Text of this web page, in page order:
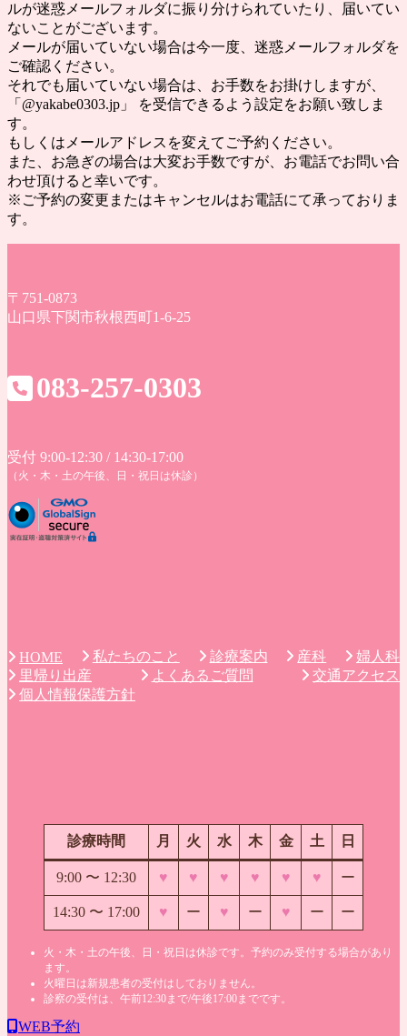
ルが迷惑メールフォルダに振り分けられていたり、届いてい
ないことがございます。
メールが届いていない場合は今一度、迷惑メールフォルダを
ご確認ください。
それでも届いていない場合は、お手数をお掛けしますが、
「@yakabe0303.jp」 を受信できるよう設定をお願い致しま
す。
もしくはメールアドレスを変えてご予約ください。
また、お急ぎの場合は大変お手数ですが、お電話でお問い合
わせ頂けると幸いです。
※ご予約の変更またはキャンセルはお電話にて承っておりま
す。
〒751-0873
山口県下関市秋根西町1-6-25
083-257-0303
受付 9:00-12:30 / 14:30-17:00
（火・木・土の午後、日・祝日は休診）
HOME 私たちのこと 診療案内 産科
婦人科
里帰り出産
よくあるご質問
交通アクセス
個人情報保護方針
診療時間 月 火 水 木 金 土 日
9:00 〜 12:30 ♥ ♥ ♥ ♥ ♥ ♥ ー
14:30 〜 17:00 ♥ ー ♥ ー ♥ ー ー
火・木・土の午後、日・祝日は休診です。予約のみ受付する場合があり
ます。
火曜日は新規患者の受付はしておりません。
診察の受付は、午前12:30まで/午後17:00までです。
WEB予約